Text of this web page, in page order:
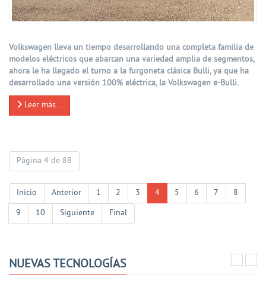
Volkswagen lleva un tiempo desarrollando una completa familia de
modelos eléctricos que abarcan una variedad amplia de segmentos,
ahora le ha llegado el turno a la furgoneta clásica Bulli, ya que ha
desarrollado una versión 100% eléctrica, la Volkswagen e-Bulli.
Leer más…
Página 4 de 88
Inicio Anterior 1 2 3 4 5 6 7
8
9
10 Siguiente Final
NUEVAS TECNOLOGÍAS